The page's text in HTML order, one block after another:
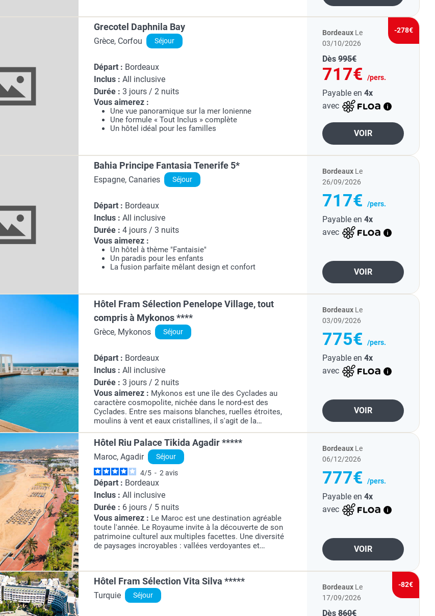
Grecotel Daphnila Bay
Grèce, Corfou Séjour
Départ : Bordeaux
Inclus : All inclusive
Durée : 3 jours / 2 nuits
Vous aimerez :
Une vue panoramique sur la mer Ionienne
Une formule « Tout Inclus » complète
Un hôtel idéal pour les familles
Bordeaux Le
03/10/2026
Dès 995€
717€ /pers.
-278€
Payable en 4x
avec
VOIR
Bahia Principe Fantasia Tenerife 5*
Espagne, Canaries Séjour
Départ : Bordeaux
Inclus : All inclusive
Durée : 4 jours / 3 nuits
Vous aimerez :
Un hôtel à thème "Fantaisie"
Un paradis pour les enfants
La fusion parfaite mêlant design et confort
Bordeaux Le
26/09/2026
717€ /pers.
Payable en 4x
avec
VOIR
Hôtel Fram Sélection Penelope Village, tout
compris à Mykonos ****
Grèce, Mykonos Séjour
Départ : Bordeaux
Inclus : All inclusive
Durée : 3 jours / 2 nuits
Vous aimerez : Mykonos est une île des Cyclades au
caractère cosmopolite, nichée dans le nord-est des
Cyclades. Entre ses maisons blanches, ruelles étroites,
moulins à vent et eaux cristallines, il s'agit de la
destination touristique idéale. Entre vie nocturne et
prélassement au soleil, vous...
Bordeaux Le
03/09/2026
775€ /pers.
Payable en 4x
avec
VOIR
Hôtel Riu Palace Tikida Agadir *****
Maroc, Agadir Séjour
4/5 - 2avis
Départ : Bordeaux
Inclus : All inclusive
Durée : 6 jours / 5 nuits
Vous aimerez : Le Maroc est une destination agréable
toute l'année. Le Royaume invite à la découverte de son
patrimoine culturel aux multiples facettes. Une diversité
de paysages incroyables : vallées verdoyantes et
Bordeaux Le
06/12/2026
777€ /pers.
Payable en 4x
avec
VOIR
Hôtel Fram Sélection Vita Silva *****
Turquie Séjour
Bordeaux Le
17/09/2026
Dès 860€
-82€